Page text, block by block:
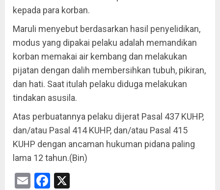
kepada para korban.
Maruli menyebut berdasarkan hasil penyelidikan,
modus yang dipakai pelaku adalah memandikan
korban memakai air kembang dan melakukan
pijatan dengan dalih membersihkan tubuh, pikiran,
dan hati. Saat itulah pelaku diduga melakukan
tindakan asusila.
Atas perbuatannya pelaku dijerat Pasal 437 KUHP,
dan/atau Pasal 414 KUHP, dan/atau Pasal 415
KUHP dengan ancaman hukuman pidana paling
lama 12 tahun.(Bin)
EmailFacebook